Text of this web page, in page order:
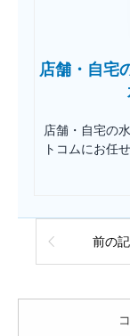
店舗・自宅
店舗・自宅の
トコムにお任
前の